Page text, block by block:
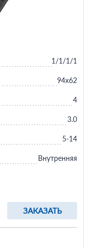
ЗАКАЗАТЬ
1/1/1/1
94х62
4
3.0
5-14
Внутренняя